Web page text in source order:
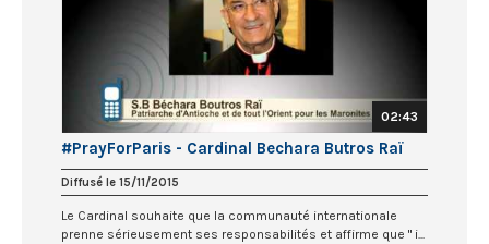
02:43
#PrayForParis - Cardinal Bechara Butros Raï
Diffusé le 15/11/2015
Le Cardinal souhaite que la communauté internationale
prenne sérieusement ses responsabilités et affirme que " i...